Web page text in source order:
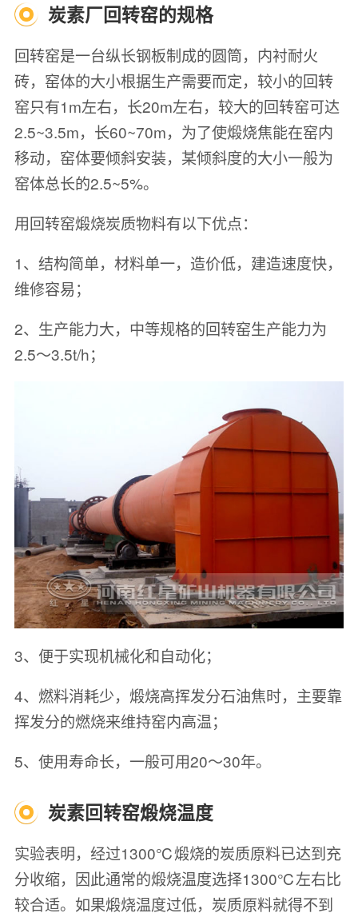
炭素厂回转窑的规格
回转窑是一台纵长钢板制成的圆筒，内衬耐火
砖，窑体的大小根据生产需要而定，较小的回转
窑只有1m左右，长20m左右，较大的回转窑可达
2.5~3.5m，长60~70m，为了使煅烧焦能在窑内
移动，窑体要倾斜安装，某倾斜度的大小一般为
窑体总长的2.5~5%。
用回转窑煅烧炭质物料有以下优点：
1、结构简单，材料单一，造价低，建造速度快，
维修容易；
2、生产能力大，中等规格的回转窑生产能力为
2.5～3.5t/h；
3、便于实现机械化和自动化；
4、燃料消耗少，煅烧高挥发分石油焦时，主要靠
挥发分的燃烧来维持窑内高温；
5、使用寿命长，一般可用20～30年。
炭素回转窑煅烧温度
实验表明，经过1300℃煅烧的炭质原料已达到充
分收缩，因此通常的煅烧温度选择1300℃左右比
较合适。如果煅烧温度过低，炭质原料就得不到